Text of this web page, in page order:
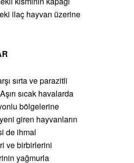
ilaç hayvan üzerine
sırta ve parazitli
sıcak havalarda
bölgelerine
giren hayvanların
de ihmal
ve birbirlerini
yağmurla